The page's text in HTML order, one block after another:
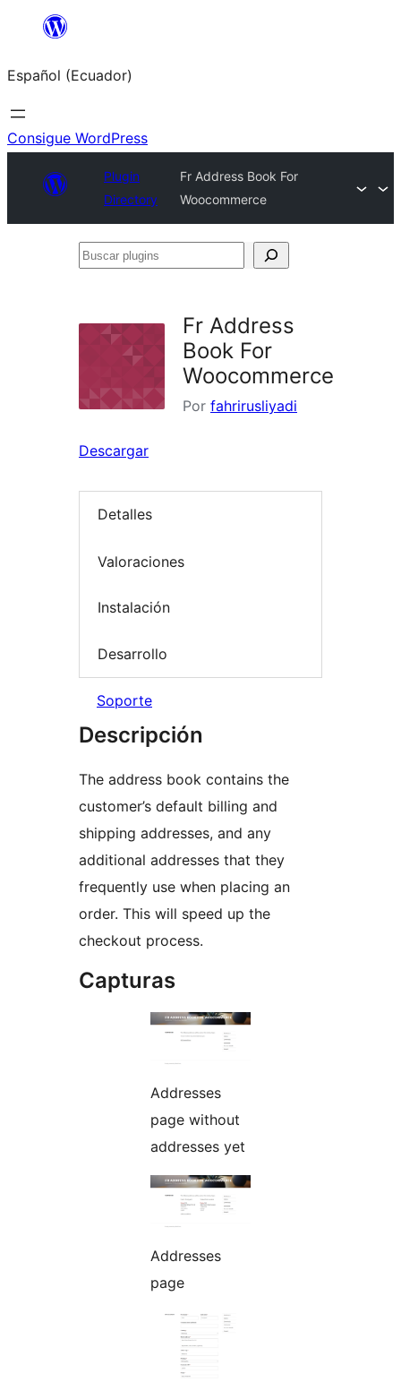
Saltar
contenido
Español (Ecuador)
Consigue WordPress
Plugin
Directory
Fr Address Book For
Woocommerce
Buscar
Fr Address
Book For
Woocommerce
Por fahrirusliyadi
Descargar
Detalles
Valoraciones
Instalación
Desarrollo
Soporte
Descripción
The address book contains the
customer’s default billing and
shipping addresses, and any
additional addresses that they
frequently use when placing an
order. This will speed up the
checkout process.
Capturas
Addresses
page without
addresses yet
Addresses
page